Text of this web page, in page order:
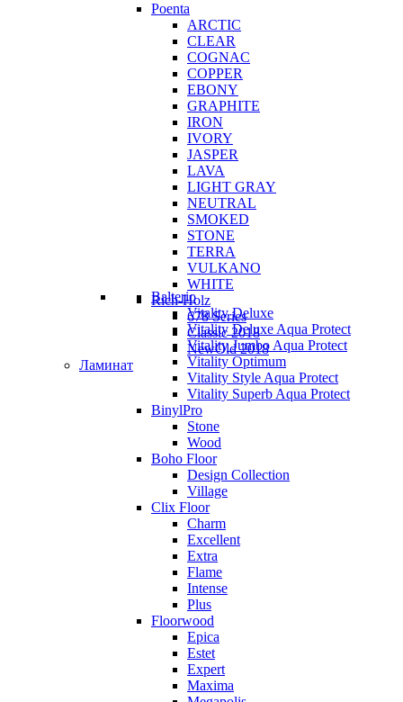
Poenta
ARCTIC
CLEAR
COGNAC
COPPER
EBONY
GRAPHITE
IRON
IVORY
JASPER
LAVA
LIGHT GRAY
NEUTRAL
SMOKED
STONE
TERRA
VULKANO
WHITE
Rich-Holz
678 Series
Classic 2018
NewOld 2018
Ламинат
Balterio
Vitality Deluxe
Vitality Deluxe Aqua Protect
Vitality Jumbo Aqua Protect
Vitality Optimum
Vitality Style Aqua Protect
Vitality Superb Aqua Protect
BinylPro
Stone
Wood
Boho Floor
Design Collection
Village
Clix Floor
Charm
Excellent
Extra
Flame
Intense
Plus
Floorwood
Epica
Estet
Expert
Maxima